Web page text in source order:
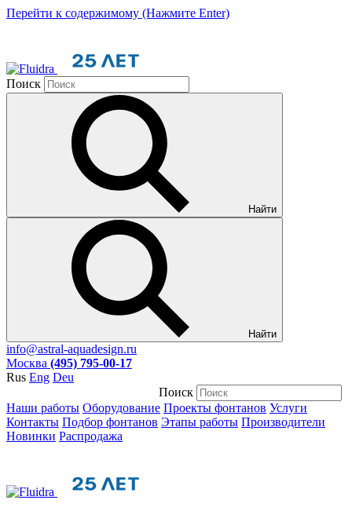
Перейти к содержимому (Нажмите Enter)
Поиск
Найти
Найти
info@astral-aquadesign.ru
Москва (495) 795-00-17
Rus Eng Deu
Поиск
Наши работы Оборудование Проекты фонтанов Услуги
Контакты Подбор фонтанов Этапы работы Производители
Новинки Распродажа